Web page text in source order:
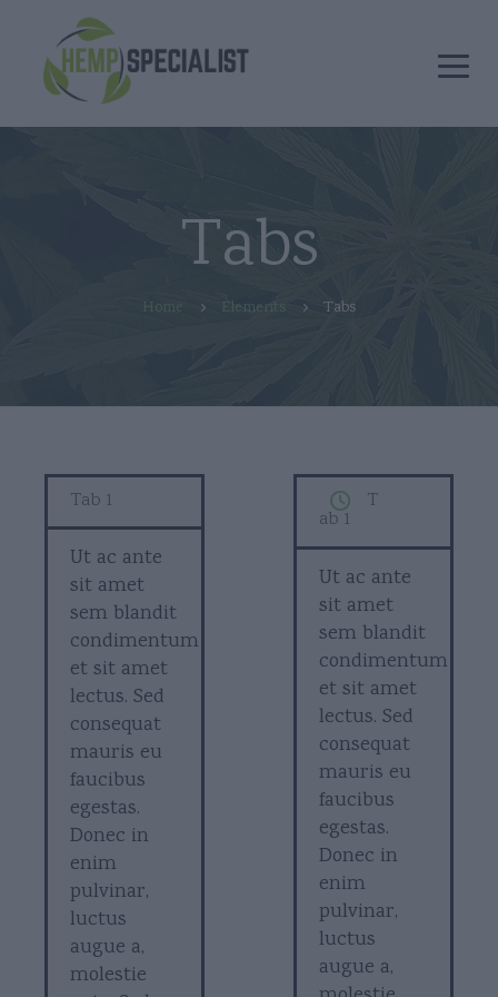
Tabs
Home Elements Tabs
Tab 1
Ut ac ante
sit amet
sem blandit
condimentum
et sit amet
lectus. Sed
consequat
mauris eu
faucibus
egestas.
Donec in
enim
pulvinar,
luctus
augue a,
molestie
T
ab 1
Ut ac ante
sit amet
sem blandit
condimentum
et sit amet
lectus. Sed
consequat
mauris eu
faucibus
egestas.
Donec in
enim
pulvinar,
luctus
augue a,